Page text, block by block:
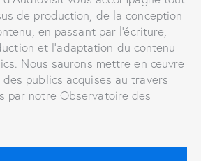
de production, de la conception
en passant par l'écriture,
et l'adaptation du contenu
Nous saurons mettre en œuvre
des publics acquises au travers
par notre Observatoire des